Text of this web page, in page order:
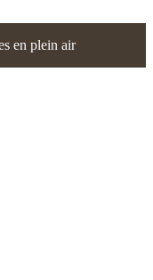
en plein air